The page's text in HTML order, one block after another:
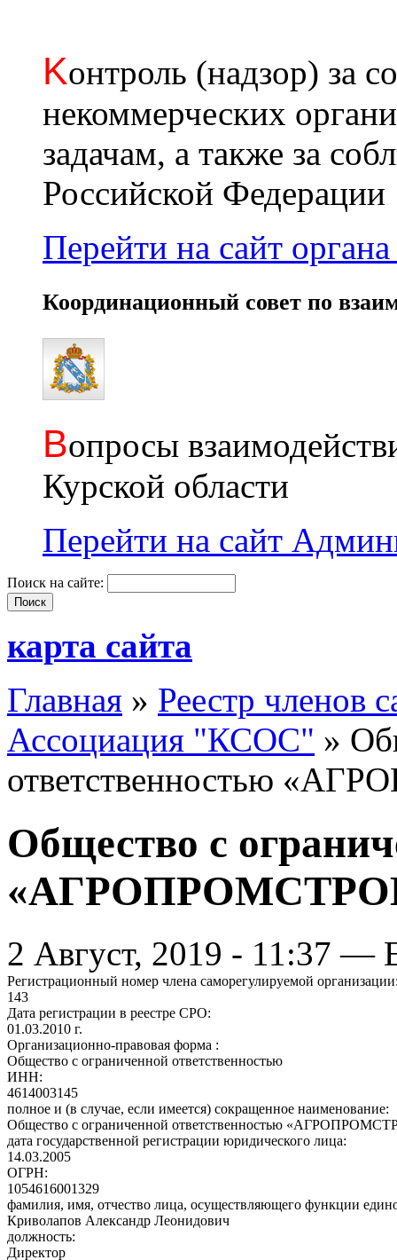
Kонтроль (надзор) за
некоммерческих
задачам, а также за
Российской Федерации
Перейти на сайт
Координационный совет по
Вопросы
Курской области
Перейти на сайт
Поиск на сайте:
карта сайта
Главная » Реестр членов
Ассоциация "КСОС" »
ответственностью
Общество с
2 Август, 2019 - 11:37 —
Регистрационный номер члена саморегулируемой
143
Дата регистрации в реестре СРО:
01.03.2010 г.
Организационно-правовая форма :
Общество с ограниченной ответственностью
ИНН:
4614003145
полное и (в случае, если имеется) сокращенное наименование:
Общество с ограниченной ответственностью
дата государственной регистрации юридического лица:
14.03.2005
ОГРН:
1054616001329
фамилия, имя, отчество лица, осуществляющего функции
Криволапов Александр Леонидович
должность:
Директор